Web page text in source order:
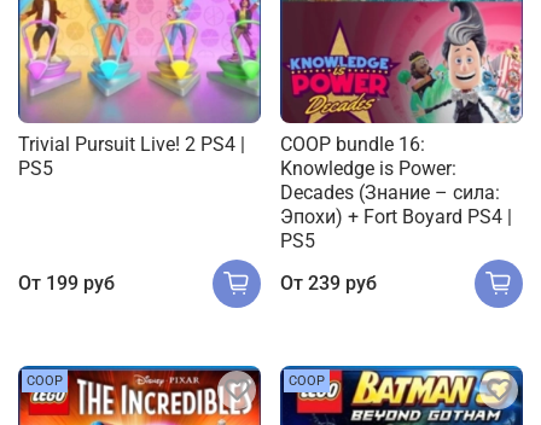
Trivial Pursuit Live! 2 PS4 |
PS5
От 199 руб
COOP bundle 16:
Knowledge is Power:
Decades (Знание – сила:
Эпохи) + Fort Boyard PS4 |
PS5
От 239 руб
COOP COOP